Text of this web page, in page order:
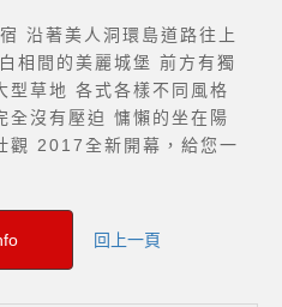
沿著美人洞環島道路往上
相間的美麗城堡 前方有獨
型草地 各式各樣不同風格
全沒有壓迫 慵懶的坐在陽
觀 2017全新開幕，給您一
回上一頁